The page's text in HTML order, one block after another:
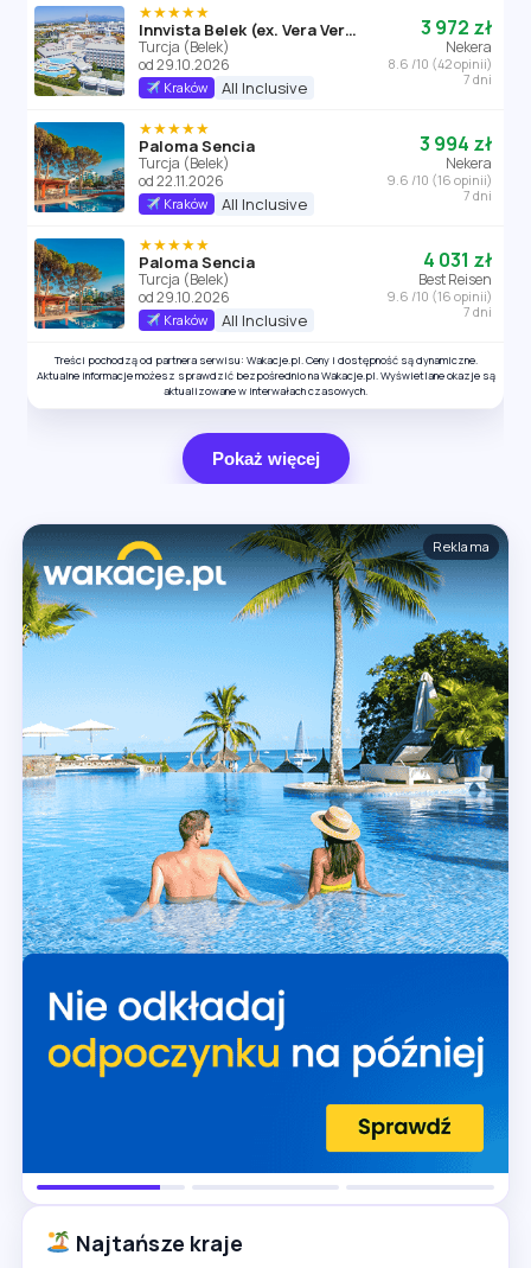
★★★★★
Innvista Belek (ex. Vera Verde)
Turcja (Belek)
od 29.10.2026
Kraków All Inclusive
3 972 zł
Nekera
8.6 /10 (42 opinii)
7 dni
★★★★★
Paloma Sencia
Turcja (Belek)
od 22.11.2026
Kraków All Inclusive
3 994 zł
Nekera
9.6 /10 (16 opinii)
7 dni
★★★★★
Paloma Sencia
Turcja (Belek)
od 29.10.2026
Kraków All Inclusive
4 031 zł
Best Reisen
9.6 /10 (16 opinii)
7 dni
Treści pochodzą od partnera serwisu: Wakacje.pl. Ceny i dostępność są dynamiczne.
Aktualne informacje możesz sprawdzić bezpośrednio na Wakacje.pl. Wyświetlane okazje są
aktualizowane w interwałach czasowych.
Pokaż więcej
Reklama
Najtańsze kraje